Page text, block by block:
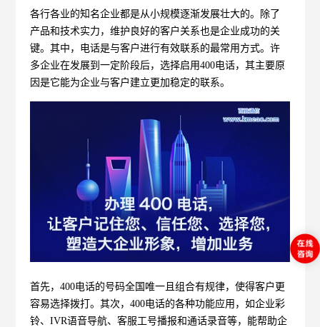
各行各业的知名企业都是从小规模逐渐发展壮大的。除了
产品和技术实力，维护良好的客户关系也是企业成功的关
键。其中，电话是与客户进行有效联系的最常用方式。许
多企业在发展到一定阶段后，选择启用400电话，其主要原
因是它能为企业与客户建立更加稳定的联系。
首先，400电话的号码全国唯一且组合有规律，使得客户更
容易选择拨打。其次，400电话的各种功能应用，如企业彩
铃、IVR语音导航、客服工号播报和通话录音等，能帮助企